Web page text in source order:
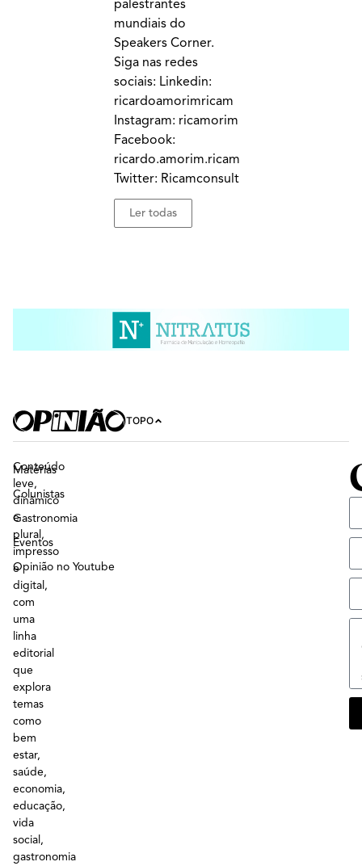
palestrantes
mundiais do
Speakers Corner.
Siga nas redes
sociais: Linkedin:
ricardoamorimricam
Instagram: ricamorim
Facebook:
ricardo.amorim.ricam
Twitter: Ricamconsult
Ler todas
TOPO
Conteúdo
leve,
dinâmico
e
plural,
impresso
e
digital,
com
uma
linha
editorial
que
explora
temas
como
bem
estar,
saúde,
economia,
educação,
vida
social,
gastronomia
Matérias
Colunistas
Gastronomia
Eventos
Opinião no Youtube